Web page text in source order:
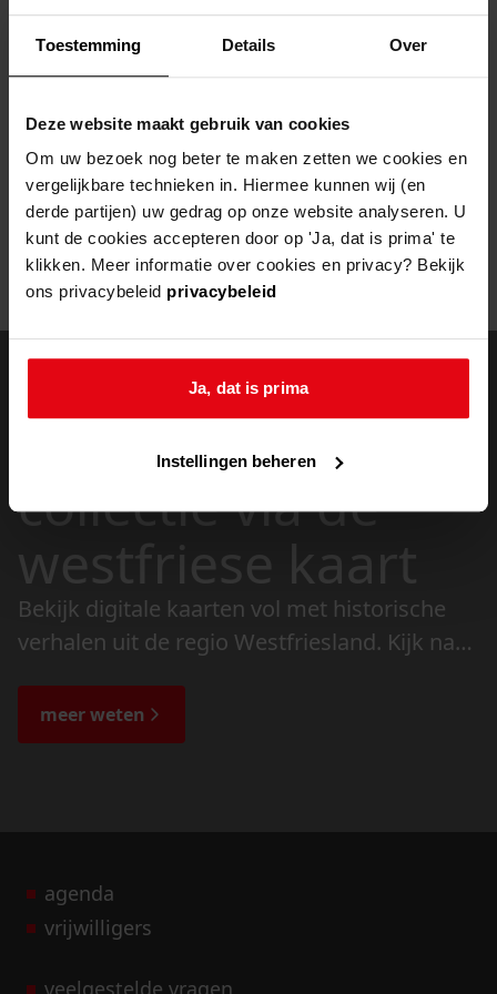
Toestemming Details Over
Deze website maakt gebruik van cookies
Om uw bezoek nog beter te maken zetten we cookies en
vergelijkbare technieken in. Hiermee kunnen wij (en
derde partijen) uw gedrag op onze website analyseren. U
kunt de cookies accepteren door op 'Ja, dat is prima' te
klikken. Meer informatie over cookies en privacy? Bekijk
ons privacybeleid privacybeleid
Ja, dat is prima
Instellingen beheren
Helaas, er is een fout opgetreden
Mogelijk kunt u deze pagina niet bezoeken door:
een verouderde bladwijzer/favoriet
een zoekmachine heeft eenverouderde lijst van de website
eenfout getyptadres
doorzoek de
collectie via de
westfriese kaart
Bekijk digitale kaarten vol met historische
verhalen uit de regio Westfriesland. Kijk naar
de bijzondere verhalen.
meer weten
agenda
vrijwilligers